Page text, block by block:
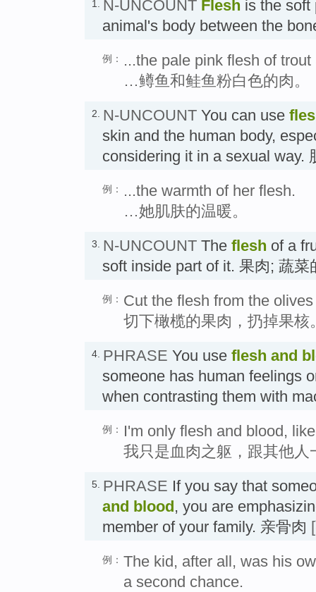
1. N-UNCOUNT Flesh is the soft
animal's body between the
例：
...the pale pink flesh of
…鳟鱼和鲑鱼粉白色的肉。
2. N-UNCOUNT You can use
skin and the human body,
considering it in a sexual way.
例：
...the warmth of her flesh.
…她肌肤的温暖。
3. N-UNCOUNT The flesh of a
soft inside part of it. 果肉; 蔬菜
例： Cut the flesh from the
切下橄榄的果肉，扔掉果核
4. PHRASE You use flesh and
someone has human feelings
when contrasting them with
例：
I'm only flesh and blood,
我只是血肉之躯，跟其他人
5. PHRASE If you say that
and blood, you are
member of your family. 亲骨肉
例： The kid, after all, was his
a second chance.